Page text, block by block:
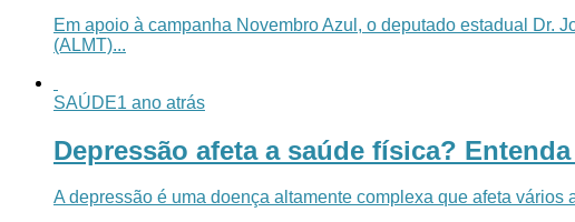
Em apoio à campanha Novembro Azul, o deputado estadual Dr.
(ALMT)...
SAÚDE1 ano atrás
Depressão afeta a saúde física?
A depressão é uma doença altamente complexa que afeta